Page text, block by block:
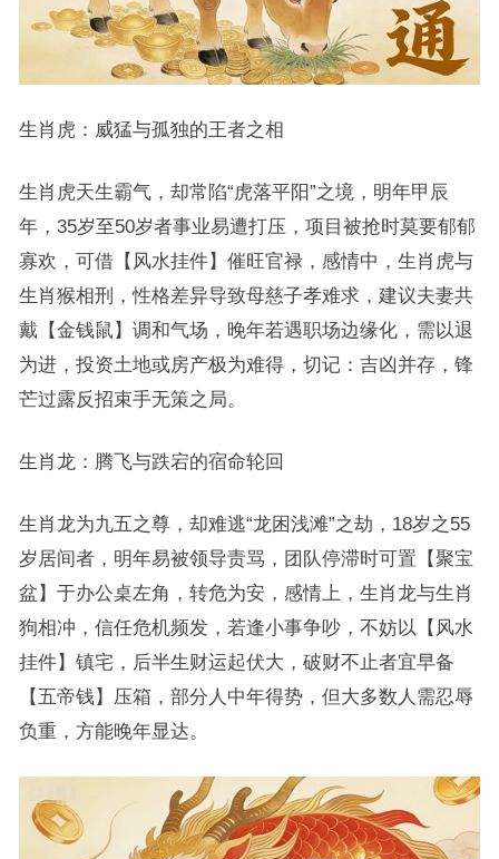
生肖虎：威猛与孤独的王者之相
生肖虎天生霸气，却常陷“虎落平阳”之境，明年甲辰
年，35岁至50岁者事业易遭打压，项目被抢时莫要郁郁
寡欢，可借【风水挂件】催旺官禄，感情中，生肖虎与
生肖猴相刑，性格差异导致母慈子孝难求，建议夫妻共
戴【金钱鼠】调和气场，晚年若遇职场边缘化，需以退
为进，投资土地或房产极为难得，切记：吉凶并存，锋
芒过露反招束手无策之局。
生肖龙：腾飞与跌宕的宿命轮回
生肖龙为九五之尊，却难逃“龙困浅滩”之劫，18岁之55
岁居间者，明年易被领导责骂，团队停滞时可置【聚宝
盆】于办公桌左角，转危为安，感情上，生肖龙与生肖
狗相冲，信任危机频发，若逢小事争吵，不妨以【风水
挂件】镇宅，后半生财运起伏大，破财不止者宜早备
【五帝钱】压箱，部分人中年得势，但大多数人需忍辱
负重，方能晚年显达。